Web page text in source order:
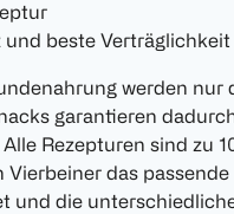
und beste Verträglichkeit
werden
garantieren
Rezepturen sind zu
das
und die